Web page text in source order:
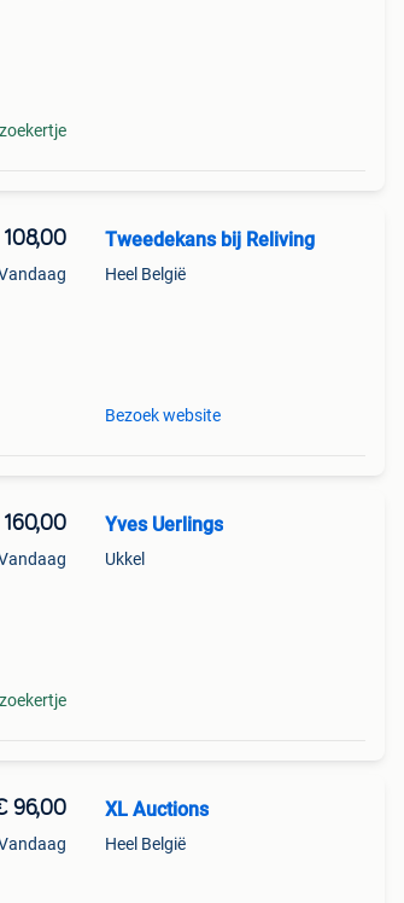
Tweedekans bij Reliving
Heel België
Bezoek website
Yves Uerlings
Ukkel
96,00 XL Auctions
Heel België